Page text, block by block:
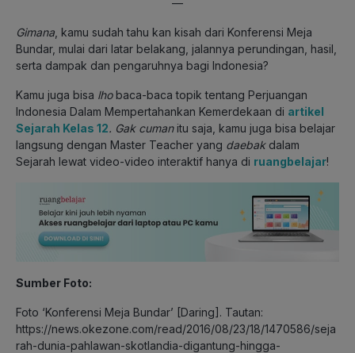
—
Gimana, kamu sudah tahu kan kisah dari Konferensi Meja
Bundar, mulai dari latar belakang, jalannya perundingan, hasil,
serta dampak dan pengaruhnya bagi Indonesia?
Kamu juga bisa lho baca-baca topik tentang Perjuangan
Indonesia Dalam Mempertahankan Kemerdekaan di artikel
Sejarah Kelas 12. Gak cuman itu saja, kamu juga bisa belajar
langsung dengan Master Teacher yang daebak dalam
Sejarah lewat video-video interaktif hanya di ruangbelajar!
Sumber Foto:
Foto ‘Konferensi Meja Bundar’ [Daring]. Tautan:
https://news.okezone.com/read/2016/08/23/18/1470586/seja
rah-dunia-pahlawan-skotlandia-digantung-hingga-